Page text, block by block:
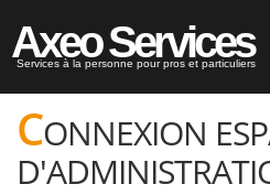
Axeo Services
Services à la personne pour pros et particuliers
CONNEXION